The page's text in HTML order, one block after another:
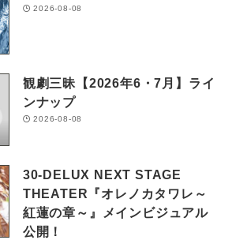
2026-08-08
観劇三昧【2026年6・7月】ライ
ンナップ
2026-08-08
30-DELUX NEXT STAGE
THEATER『オレノカタワレ～
紅蓮の章～』メインビジュアル
公開！